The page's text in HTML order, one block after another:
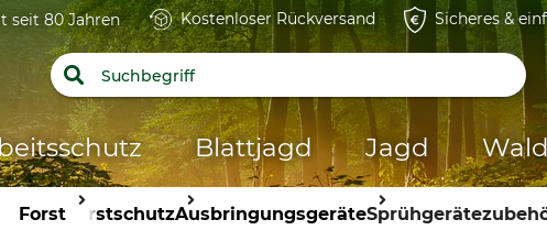
seit 80 Jahren Kostenloser Rückversand Sicheres &
Blattjagd Jagd
Forst ForstschutzAusbringungsgeräte